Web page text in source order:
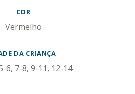
COR
Vermelho
DA CRIANÇA
6, 7-8, 9-11, 12-14